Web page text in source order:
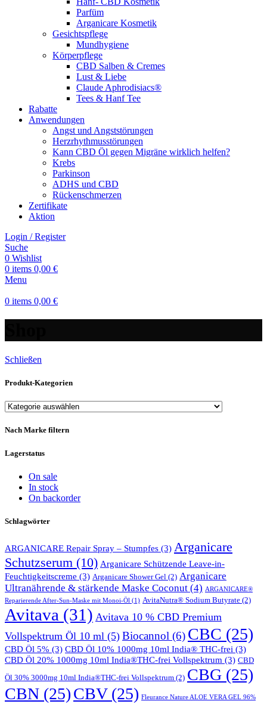
Parfüm
Arganicare Kosmetik
Gesichtspflege
Mundhygiene
Körperpflege
CBD Salben & Cremes
Lust & Liebe
Claude Aphrodisiacs®
Tees & Hanf Tee
Rabatte
Anwendungen
Angst und Angststörungen
Herzrhythmusstörungen
Kann CBD Öl gegen Migräne wirklich helfen?
Krebs
Parkinson
ADHS und CBD
Rückenschmerzen
Zertifikate
Aktion
Login / Register
Suche
0 Wishlist
0 items 0,00 €
Menu
0 items 0,00 €
Schließen
Produkt-Kategorien
Nach Marke filtern
Lagerstatus
On sale
In stock
On backorder
Schlagwörter
ARGANICARE Repair Spray – Stumpfes (3) Arganicare
Schutzserum (10) Arganicare Schützende Leave-in-
Feuchtigkeitscreme (3) Arganicare Shower Gel (2) Arganicare
Ultranährende & stärkende Maske Coconut (4) ARGANICARE®
Reparierende After-Sun-Maske mit Monoi-Öl (1) AvitaNutra® Sodium Butyrate (2)
Avitava (31) Avitava 10 % CBD Premium
Vollspektrum Öl 10 ml (5) Biocannol (6) CBC (25)
CBD Öl 5% (3) CBD Öl 10% 1000mg 10ml India® THC-frei (3)
CBD Öl 20% 1000mg 10ml India®THC-frei Vollspektrum (3) CBD
Öl 30% 3000mg 10ml India®THC-frei Vollspektrum (2) CBG (25)
CBN (25)CBV(25) Fleurance Nature ALOE VERA GEL 96%